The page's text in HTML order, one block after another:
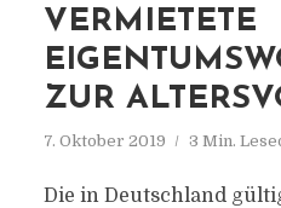
VERMIETETE
ZUR
7. Oktober 2019 3 Min.
Die in Deutschland